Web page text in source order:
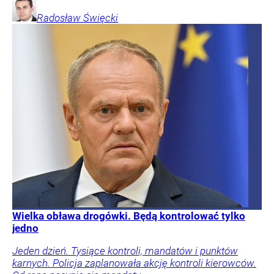
Radosław Święcki
Wielka obława drogówki. Będą kontrolować tylko
jedno
Jeden dzień. Tysiące kontroli, mandatów i punktów
karnych. Policja zaplanowała akcję kontroli kierowców.